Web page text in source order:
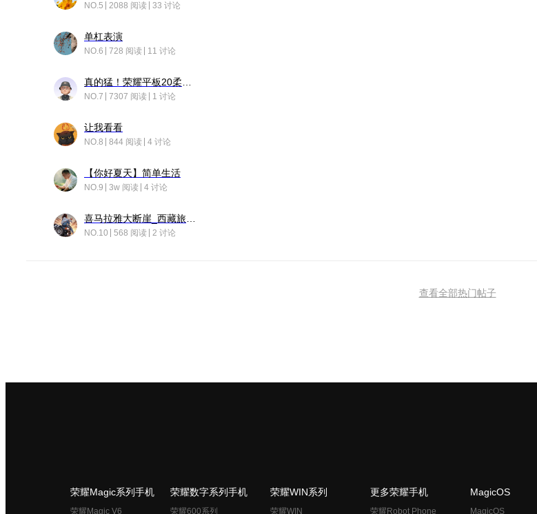
NO.5 2088 阅读 33 讨论
单杠表演
NO.6 728 阅读 11 讨论
NO.7 7307 阅读 1 讨论
让我看看
NO.8 844 阅读 4 讨论
【你好夏天】简单生活
NO.9 3w 阅读 4 讨论
NO.10 568 阅读 2 讨论
查看全部热门帖子
荣耀Magic系列手机
荣耀Magic V6
荣耀数字系列手机
荣耀600系列
荣耀WIN系列
荣耀WIN
更多荣耀手机
荣耀Robot Phone
MagicOS
MagicOS